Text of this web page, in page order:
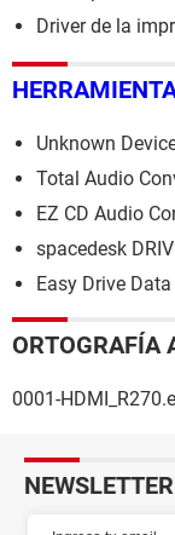
Driver de la
Unknown
Total Audio
EZ CD Audio
spacedesk
Easy Drive
ORTOGRAFÍA
0001-
NEWSLETTER